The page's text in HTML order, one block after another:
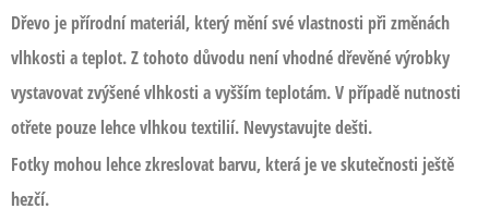
Dřevo je přírodní materiál, který mění své vlastnosti při změnách
vlhkosti a teplot. Z tohoto důvodu není vhodné dřevěné výrobky
vystavovat zvýšené vlhkosti a vyšším teplotám. V případě nutnosti
otřete pouze lehce vlhkou textilií. Nevystavujte dešti.
Fotky mohou lehce zkreslovat barvu, která je ve skutečnosti ještě
hezčí.